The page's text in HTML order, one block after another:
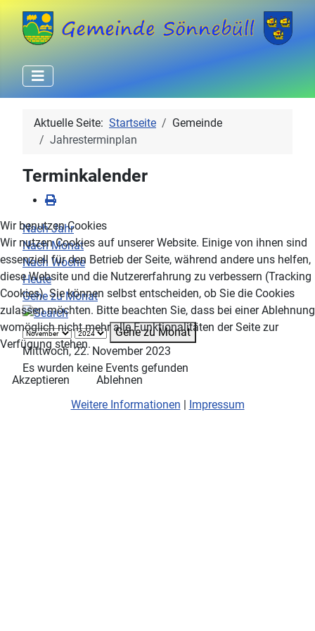
Aktuelle Seite: Startseite
Gemeinde
Jahresterminplan
Terminkalender
Nach Jahr
Nach Monat
Nach Woche
Heute
Gehe zu Monat
Gehe zu Monat
Mittwoch, 22. November 2023
Es wurden keine Events gefunden
Wir benutzen Cookies
Wir nutzen Cookies auf unserer Website. Einige von ihnen sind
essenziell für den Betrieb der Seite, während andere uns helfen,
diese Website und die Nutzererfahrung zu verbessern (Tracking
Cookies). Sie können selbst entscheiden, ob Sie die Cookies
zulassen möchten. Bitte beachten Sie, dass bei einer Ablehnung
womöglich nicht mehr alle Funktionalitäten der Seite zur
Verfügung stehen.
Akzeptieren
Ablehnen
Weitere Informationen | Impressum